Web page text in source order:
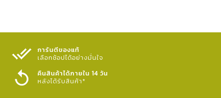
การันตีของแท้
เลือกช้อปได้อย่างมั่นใจ​
คืนสินค้าได้ภายใน 14 วัน
หลังได้รับสินค้า*